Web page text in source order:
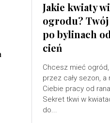
Jakie kwiaty
ogrodu?
po bylinach
cień
Chcesz mieć
przez cały sezon, a
Ciebie pracy od
Sekret tkwi w
do...